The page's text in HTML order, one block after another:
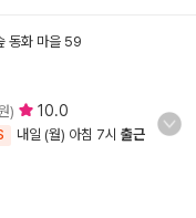
동화 마을 59
) 10.0
내일 (월) 아침 7시 출근